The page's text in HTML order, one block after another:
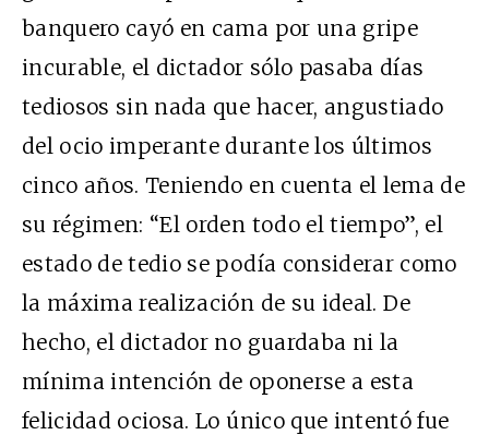
banquero cayó en cama por una gripe
incurable, el dictador sólo pasaba días
tediosos sin nada que hacer, angustiado
del ocio imperante durante los últimos
cinco años. Teniendo en cuenta el lema de
su régimen: “El orden todo el tiempo”, el
estado de tedio se podía considerar como
la máxima realización de su ideal. De
hecho, el dictador no guardaba ni la
mínima intención de oponerse a esta
felicidad ociosa. Lo único que intentó fue